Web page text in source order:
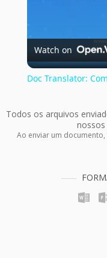
Watch on
Doc Translator:
Todos os arquivos
Ao enviar um